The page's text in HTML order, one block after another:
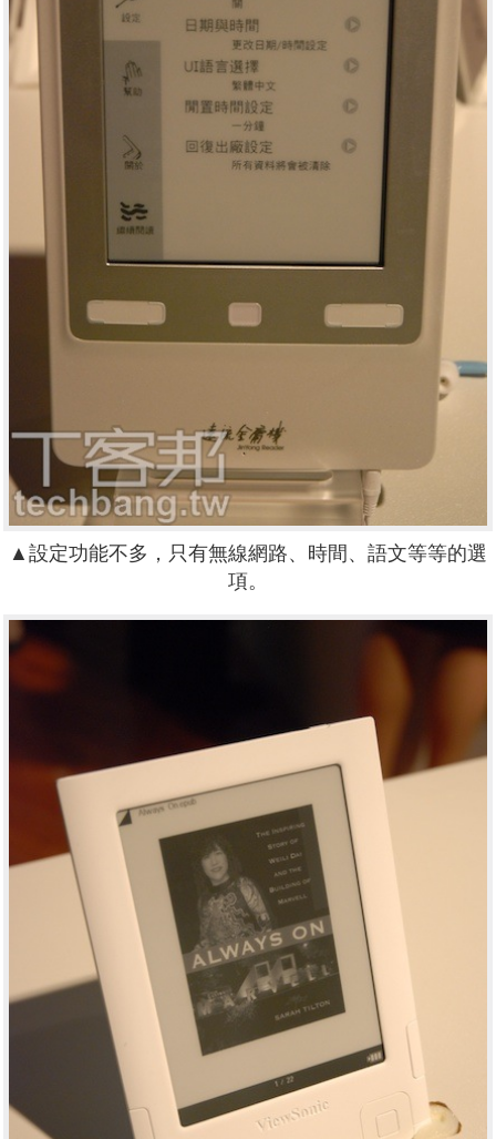
▲設定功能不多，只有無線網路、時間、語文等等的選
項。